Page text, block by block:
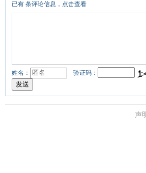
已有 条评论信息，点击查看
姓名： 验证码：
声